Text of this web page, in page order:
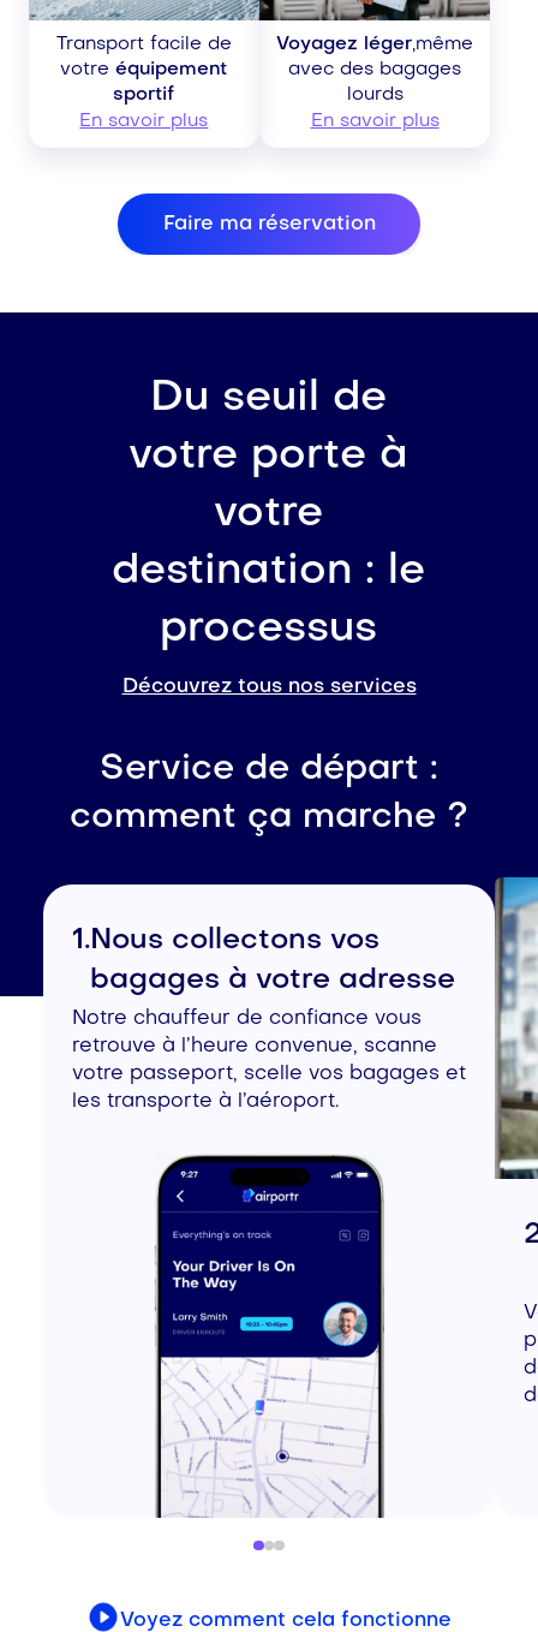
Transport facile de
votreéquipement
sportif
En savoir plus
Voyagez léger,même
avec des bagages
lourds
En savoir plus
Faire ma réservation
Du seuil de
votre porte à
votre
destination : le
processus
Découvrez tous nos services
Service de départ :
comment ça marche ?
1.Nous collectons vos
bagages à votre adresse
Notre chauffeur de confiance vous
retrouve à l’heure convenue, scanne
votre passeport, scelle vos bagages et
les transporte à l’aéroport.
Voyez comment cela fonctionne